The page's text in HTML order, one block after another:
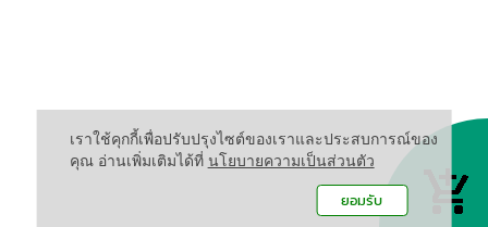
เราใช้คุกกี้เพื่อปรับปรุงไซต์ของเราและประสบการณ์ของ
คุณ อ่านเพิ่มเติมได้ที่ นโยบายความเป็นส่วนตัว
ยอมรับ